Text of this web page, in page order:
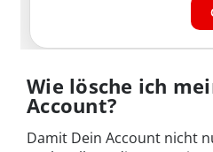
Wie lösche ich
Account?
Damit Dein Account nicht